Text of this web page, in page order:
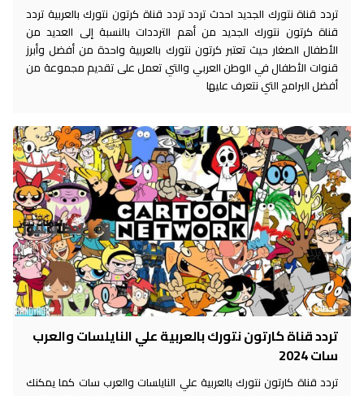
تردد قناة نتورك الجديد احدث تردد تردد قناة كرتون نتورك بالعربية تردد
قناة كرتون نتورك الجديد من أهم الترددات بالنسبة إلى العديد من
الأطفال الصغار حيث تعتبر كرتون نتورك بالعربية واحدة من أفضل وأبرز
قنوات الأطفال في الوطن العربي والتي تعمل على تقديم مجموعة من
أفضل البرامج التي نتعرف عليها
تردد قناة كارتون نتورك بالعربية علي النايلسات والعرب
سات 2024
تردد قناة كارتون نتورك بالعربية علي النايلسات والعرب سات كما يمكنك